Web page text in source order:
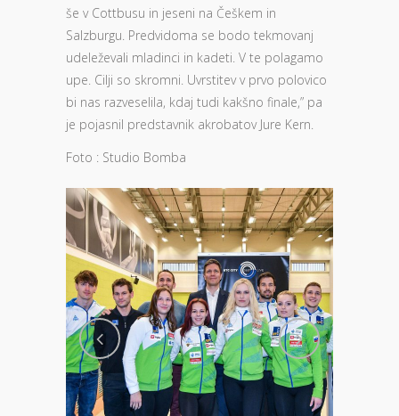
še v Cottbusu in jeseni na Češkem in
Salzburgu. Predvidoma se bodo tekmovanj
udeleževali mladinci in kadeti. V te polagamo
upe. Cilji so skromni. Uvrstitev v prvo polovico
bi nas razveselila, kdaj tudi kakšno finale,” pa
je pojasnil predstavnik akrobatov Jure Kern.
Foto : Studio Bomba